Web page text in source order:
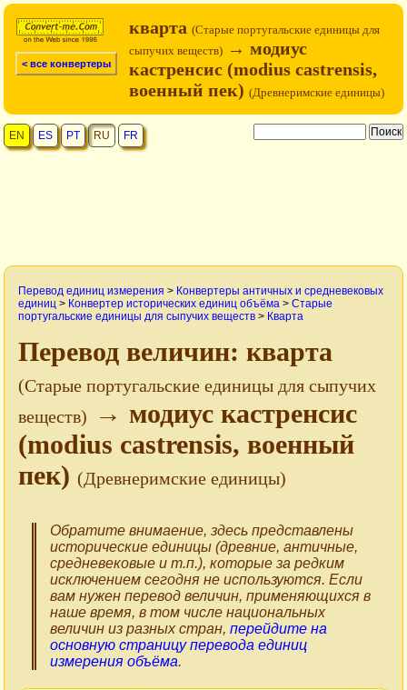
< все конвертеры
кварта (Старые португальские единицы для
сыпучих веществ) → модиус
кастренсис (modius castrensis,
военный пек) (Древнеримские единицы)
EN ES PT RU FR
Перевод единиц измерения > Конвертеры античных и средневековых
единиц > Конвертер исторических единиц объёма > Старые
португальские единицы для сыпучих веществ > Кварта
Перевод величин: кварта
(Старые португальские единицы для сыпучих
веществ)
→ модиус кастренсис
(modius castrensis, военный
пек) (Древнеримские единицы)
Обратите внимаение, здесь представлены
исторические единицы (древние, античные,
средневековые и т.п.), которые за редким
исключением сегодня не используются. Если
вам нужен перевод величин, применяющихся в
наше время, в том числе национальных
величин из разных стран, перейдите на
основную страницу перевода единиц
измерения объёма.